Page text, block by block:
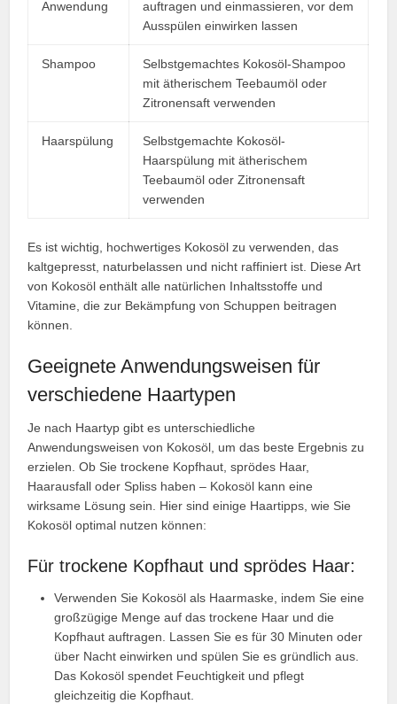
Anwendung
auftragen und einmassieren, vor dem
Ausspülen einwirken lassen
Shampoo
Selbstgemachtes Kokosöl-Shampoo
mit ätherischem Teebaumöl oder
Zitronensaft verwenden
Haarspülung
Selbstgemachte Kokosöl-
Haarspülung mit ätherischem
Teebaumöl oder Zitronensaft
verwenden
Es ist wichtig, hochwertiges Kokosöl zu verwenden, das
kaltgepresst, naturbelassen und nicht raffiniert ist. Diese Art
von Kokosöl enthält alle natürlichen Inhaltsstoffe und
Vitamine, die zur Bekämpfung von Schuppen beitragen
können.
Geeignete Anwendungsweisen für
verschiedene Haartypen
Je nach Haartyp gibt es unterschiedliche
Anwendungsweisen von Kokosöl, um das beste Ergebnis zu
erzielen. Ob Sie trockene Kopfhaut, sprödes Haar,
Haarausfall oder Spliss haben – Kokosöl kann eine
wirksame Lösung sein. Hier sind einige Haartipps, wie Sie
Kokosöl optimal nutzen können:
Für trockene Kopfhaut und sprödes Haar:
Verwenden Sie Kokosöl als Haarmaske, indem Sie eine
großzügige Menge auf das trockene Haar und die
Kopfhaut auftragen. Lassen Sie es für 30 Minuten oder
über Nacht einwirken und spülen Sie es gründlich aus.
Das Kokosöl spendet Feuchtigkeit und pflegt
gleichzeitig die Kopfhaut.